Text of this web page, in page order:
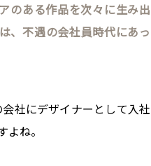
のある作品を次々に生み出
、不遇の会社員時代にあっ
社にデザイナーとして入社
ね。